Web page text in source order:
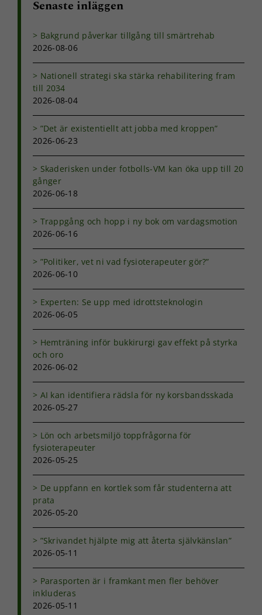
Senaste inläggen
Bakgrund påverkar tillgång till smärtrehab
2026-08-06
Nationell strategi ska stärka rehabilitering fram
till 2034
2026-08-04
”Det är existentiellt att jobba med kroppen”
2026-06-23
Skaderisken under fotbolls-VM kan öka upp till 20
gånger
2026-06-18
Trappgång och hopp i ny bok om vardagsmotion
2026-06-16
”Politiker, vet ni vad fysioterapeuter gör?”
2026-06-10
Experten: Se upp med idrottsteknologin
2026-06-05
Hemträning inför bukkirurgi gav effekt på styrka
och oro
2026-06-02
AI kan identifiera rädsla för ny korsbandsskada
2026-05-27
Lön och arbetsmiljö toppfrågorna för
fysioterapeuter
2026-05-25
De uppfann en kortlek som får studenterna att
prata
2026-05-20
”Skrivandet hjälpte mig att återta självkänslan”
2026-05-11
Parasporten är i framkant men fler behöver
inkluderas
2026-05-11
Nödvändiga